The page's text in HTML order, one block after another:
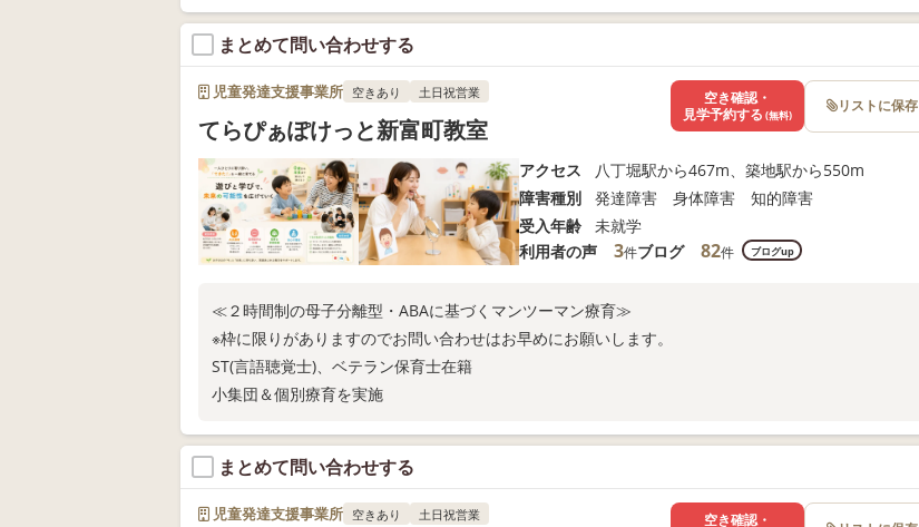
まとめて問い合わせする
児童発達支援事業所 空きあり 土日祝営業
てらぴぁぽけっと新富町教室
アクセス
八丁堀駅から467m、築地駅から550m
障害種別
発達障害 身体障害 知的障害
受入年齢
未就学
利用者の声
3件ブログ 82件 ブログup
≪２時間制の母子分離型・ABAに基づくマンツーマン療育≫
※枠に限りがありますのでお問い合わせはお早めにお願いします。
ST(言語聴覚士)、ベテラン保育士在籍
小集団＆個別療育を実施
空き確認・
見学予約する (無料) リストに保存
まとめて問い合わせする
児童発達支援事業所 空きあり 土日祝営業
空き確認・